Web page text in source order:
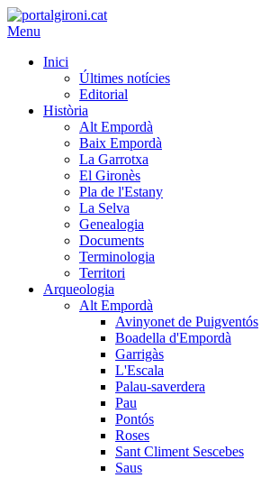
Menu
Inici
Últimes notícies
Editorial
Història
Alt Empordà
Baix Empordà
La Garrotxa
El Gironès
Pla de l'Estany
La Selva
Genealogia
Documents
Terminologia
Territori
Arqueologia
Alt Empordà
Avinyonet de Puigventós
Boadella d'Empordà
Garrigàs
L'Escala
Palau-saverdera
Pau
Pontós
Roses
Sant Climent Sescebes
Saus